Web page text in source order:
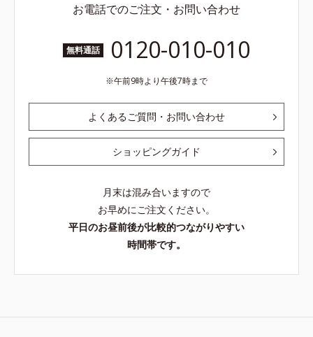
お電話でのご注文・お問い合わせ
無料通話 0120-010-010
午前9時より午後7時まで
よくあるご質問・お問い合わせ
ショッピングガイド
月末は混み合いますので
お早めにご注文ください。
平日のお昼前後が比較的つながりやすい
時間帯です。